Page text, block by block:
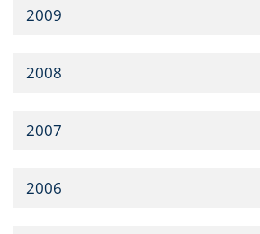
2009
2008
2007
2006